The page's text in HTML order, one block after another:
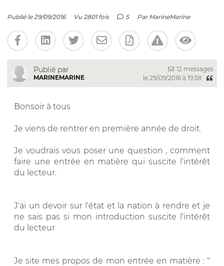
Publié le 29/09/2016 Vu 2801 fois 5 Par MarineMarine
Publié par
MARINEMARINE
12 messages
le 29/09/2016 à 19:38
Bonsoir à tous
Je viens de rentrer en première année de droit.
Je voudrais vous poser une question , comment
faire une entrée en matière qui suscite l'intérêt
du lecteur.
J'ai un devoir sur l'état et la nation à rendre et je
ne sais pas si mon introduction suscite l'intérêt
du lecteur
Je site mes propos de mon entrée en matière : "